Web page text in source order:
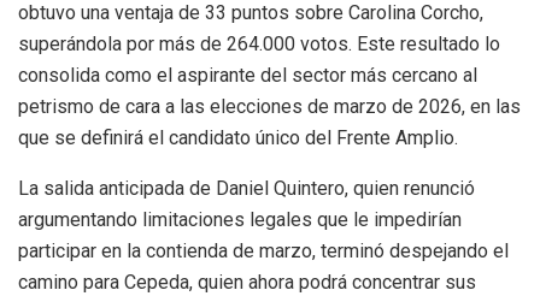
obtuvo una ventaja de 33 puntos sobre Carolina Corcho,
superándola por más de 264.000 votos. Este resultado lo
consolida como el aspirante del sector más cercano al
petrismo de cara a las elecciones de marzo de 2026, en las
que se definirá el candidato único del Frente Amplio.
La salida anticipada de Daniel Quintero, quien renunció
argumentando limitaciones legales que le impedirían
participar en la contienda de marzo, terminó despejando el
camino para Cepeda, quien ahora podrá concentrar sus